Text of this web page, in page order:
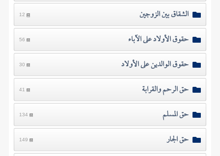
الشقاق بين الزوجين 12
حقوق الأولاد على الآباء 56
حقوق الوالدين على الأولاد 30
حق الرحم والقرابة 41
حق المسلم 134
حق الجار 149